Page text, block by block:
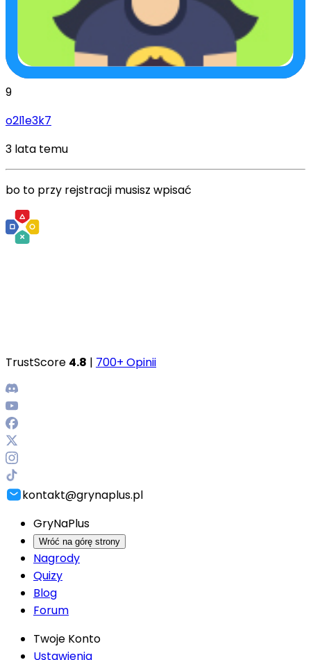
9
o2l1e3k7
3 lata temu
bo to przy rejstracji musisz wpisać
TrustScore 4.8 | 700+ Opinii
kontakt@grynaplus.pl
GryNaPlus
Wróć na górę strony
Nagrody
Quizy
Blog
Forum
Twoje Konto
Ustawienia